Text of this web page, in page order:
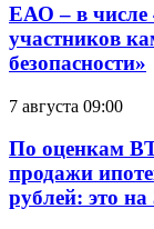
ЕАО – в числе
участников
безопасности»
7 августа 09:00
По оценкам
продажи
рублей: это